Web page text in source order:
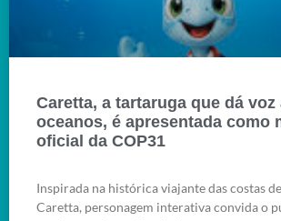
Caretta, a tartaruga que dá voz
oceanos, é apresentada como
oficial da COP31
Inspirada na histórica viajante das costas
Caretta, personagem interativa convida o